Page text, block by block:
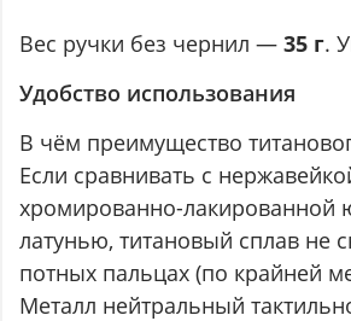
Вес ручки без чернил —35 г.
Удобство использования
В чём преимущество
Если сравнивать с
хромированно-лакированной
латунью, титановый сплав не
потных пальцах (по крайней
Металл нейтральный